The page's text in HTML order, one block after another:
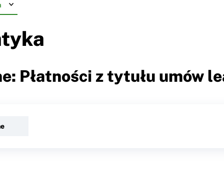
Płatności z tytułu umów